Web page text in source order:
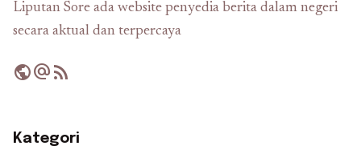
Liputan Sore ada website penyedia berita dalam negeri
secara aktual dan terpercaya
publicalternate_emailrss_feed
Kategori